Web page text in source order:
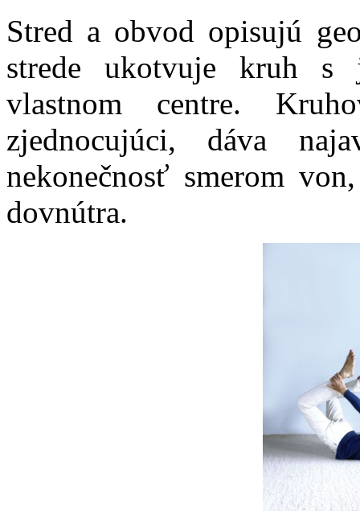
Stred a obvod opisujú
strede ukotvuje kruh s
vlastnom centre.
zjednocujúci, dáva
nekonečnosť smerom
dovnútra.